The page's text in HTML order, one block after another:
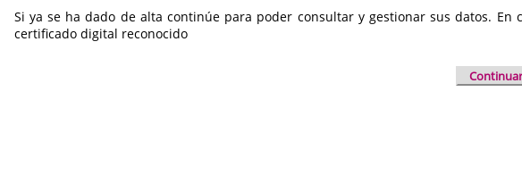
Si ya se ha dado de alta continúe para poder consultar y gestionar sus datos. En
certificado digital reconocido
Continuar